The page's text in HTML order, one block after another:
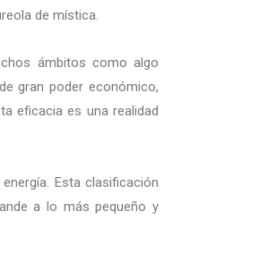
de mística.
ámbitos como algo
gran poder económico,
eficacia es una realidad
Esta clasificación
a lo más pequeño y